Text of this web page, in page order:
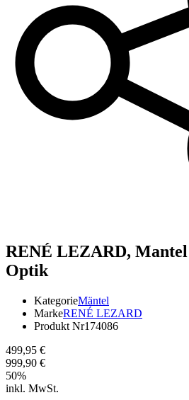
RENÉ LEZARD,
Optik
KategorieMäntel
MarkeRENÉ LEZARD
Produkt Nr174086
499,95 €
999,90 €
50%
inkl. MwSt.